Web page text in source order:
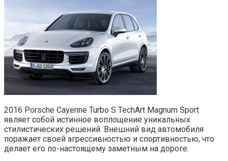
2016 Porsche Cayenne Turbo S TechArt Magnum Sport
являет собой истинное воплощение уникальных
стилистических решений. Внешний вид автомобиля
поражает своей агрессивностью и спортивностью, что
делает его по-настоящему заметным на дороге.